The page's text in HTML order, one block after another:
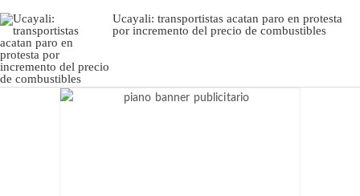
Ucayali: transportistas acatan paro en protesta
por incremento del precio de combustibles